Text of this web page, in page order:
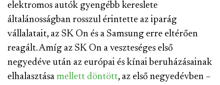
elektromos autók gyengébb kereslete
általánosságban rosszul érintette az iparág
vállalatait, az SK On és a Samsung erre eltérően
reagált. Amíg az SK On a veszteséges első
negyedéve után az európai és kínai beruházásainak
elhalasztása mellett döntött, az első negyedévben –